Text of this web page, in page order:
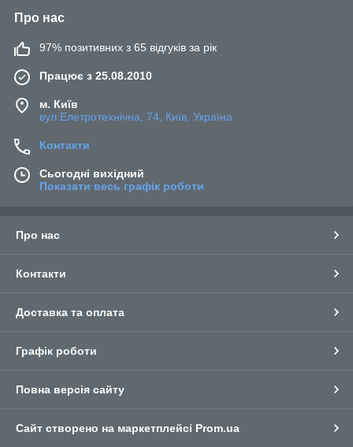
Про нас
97% позитивних з 65 відгуків за рік
Працює з 25.08.2010
м. Київ
вул.Елетротехнічна, 74, Київ, Україна
Контакти
Сьогодні вихідний
Показати весь графік роботи
Про нас
Контакти
Доставка та оплата
Графік роботи
Повна версія сайту
Сайт створено на маркетплейсі Prom.ua